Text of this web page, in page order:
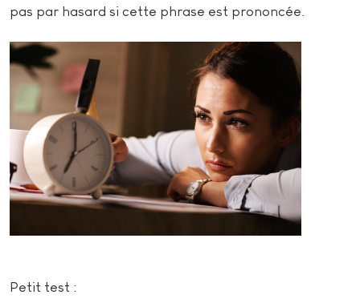
pas par hasard si cette phrase est prononcée.
Petit test :